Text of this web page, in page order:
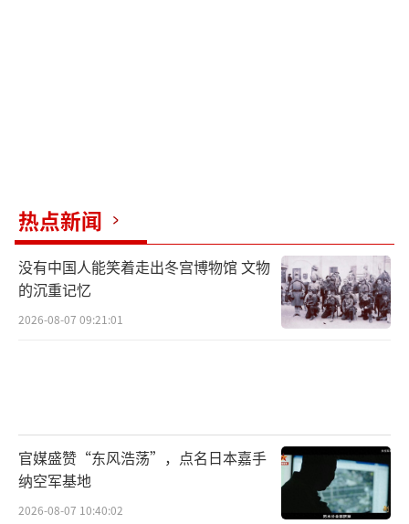
热点新闻
没有中国人能笑着走出冬宫博物馆 文物
的沉重记忆
2026-08-07 09:21:01
官媒盛赞“东风浩荡”，点名日本嘉手
纳空军基地
2026-08-07 10:40:02